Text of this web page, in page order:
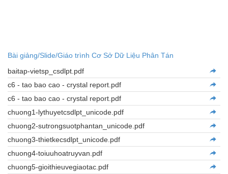
Bài giảng/Slide/Giáo trình Cơ Sở Dữ Liệu Phân Tán
baitap-vietsp_csdlpt.pdf
c6 - tao bao cao - crystal report.pdf
c6 - tao bao cao - crystal report.pdf
chuong1-lythuyetcsdlpt_unicode.pdf
chuong2-sutrongsuotphantan_unicode.pdf
chuong3-thietkecsdlpt_unicode.pdf
chuong4-toiuuhoatruyvan.pdf
chuong5-gioithieuvegiaotac.pdf